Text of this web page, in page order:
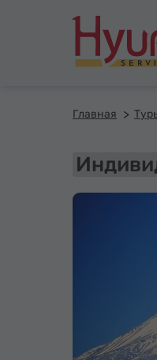
Главная